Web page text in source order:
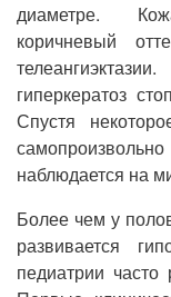
диаметре.
коричневый
гиперкератоз
Спустя
наблюдается на
Более чем у
развивается
педиатрии